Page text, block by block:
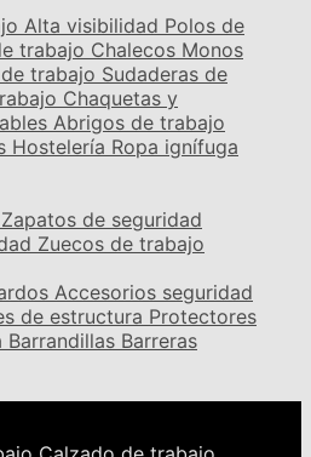
Alta visibilidad Polos de
trabajo Chalecos Monos
trabajo Sudaderas de
Chaquetas y
Abrigos de trabajo
Hostelería Ropa ignífuga
Zapatos de seguridad
Zuecos de trabajo
Accesorios seguridad
de estructura Protectores
Barrandillas Barreras